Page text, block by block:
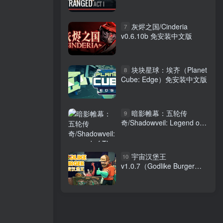
7
灰烬之国/Cinderia
v0.6.10b 免安装中文版
8 块块星球：埃齐（Planet
Cube: Edge）免安装中文版
9 暗影帷幕：五轮传
奇/Shadowveil: Legend of
10 宇宙汉堡王
v1.0.7（Godlike Burger）